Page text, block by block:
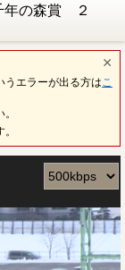
年の森賞 ２
うエラーが出る方は こ